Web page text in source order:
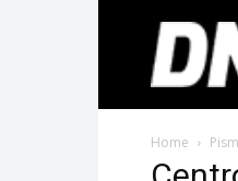
Home